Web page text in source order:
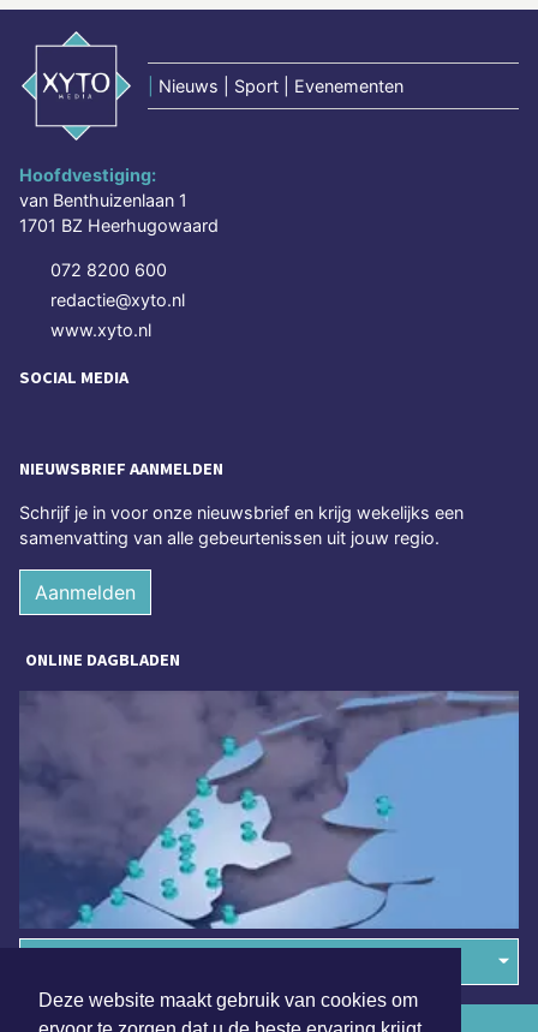
Deze website maakt gebruik van cookies om
Nieuws | Sport | Evenementen
Hoofdvestiging:
van Benthuizenlaan 1
1701 BZ Heerhugowaard
072 8200 600
redactie@xyto.nl
www.xyto.nl
SOCIAL MEDIA
NIEUWSBRIEF AANMELDEN
Schrijf je in voor onze nieuwsbrief en krijg wekelijks een
samenvatting van alle gebeurtenissen uit jouw regio.
Aanmelden
ONLINE DAGBLADEN